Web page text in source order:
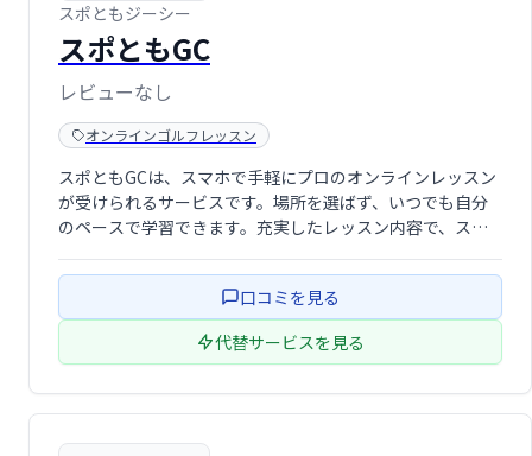
スポともジーシー
スポともGC
レビューなし
オンラインゴルフレッスン
スポともGCは、スマホで手軽にプロのオンラインレッスン
が受けられるサービスです。場所を選ばず、いつでも自分
のペースで学習できます。充実したレッスン内容で、スキ
口コミを見る
代替サービスを見る